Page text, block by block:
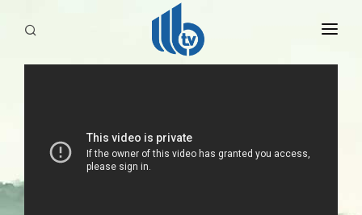
YAYINLARIMIZ